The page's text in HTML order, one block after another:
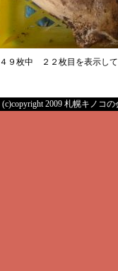
４９枚中 ２２枚目を表示し
(c)copyright 2009 札幌キノコ